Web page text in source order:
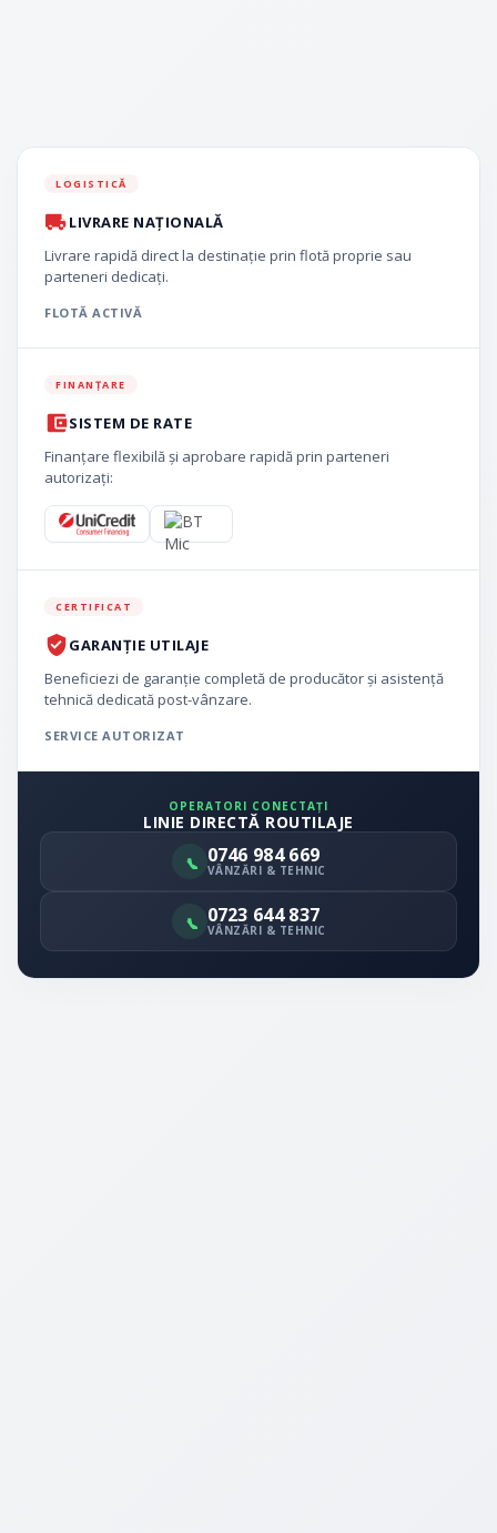
LOGISTICĂ
LIVRARE NAȚIONALĂ
Livrare rapidă direct la destinație prin flotă proprie sau
parteneri dedicați.
FLOTĂ ACTIVĂ
FINANȚARE
SISTEM DE RATE
Finanțare flexibilă și aprobare rapidă prin parteneri
autorizați:
CERTIFICAT
GARANȚIE UTILAJE
Beneficiezi de garanție completă de producător și asistență
tehnică dedicată post-vânzare.
SERVICE AUTORIZAT
OPERATORI CONECTAȚI
LINIE DIRECTĂ ROUTILAJE
0746 984 669
VÂNZĂRI & TEHNIC
0723 644 837
VÂNZĂRI & TEHNIC